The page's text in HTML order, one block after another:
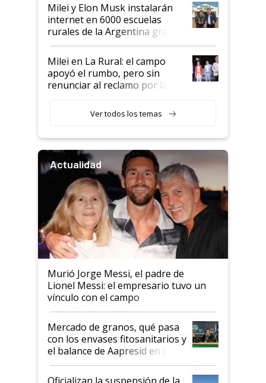
Milei y Elon Musk instalarán
internet en 6000 escuelas
rurales de la Argentina gracias
a un acuerdo con Starlink
Milei en La Rural: el campo
apoyó el rumbo, pero sin
renunciar al reclamo por las
Ver todos los temas
Actualidad
Murió Jorge Messi, el padre de
Lionel Messi: el empresario tuvo un
vínculo con el campo
Mercado de granos, qué pasa
con los envases fitosanitarios y
el balance de Aapresid en La
Posta
Oficializan la suspensión de la